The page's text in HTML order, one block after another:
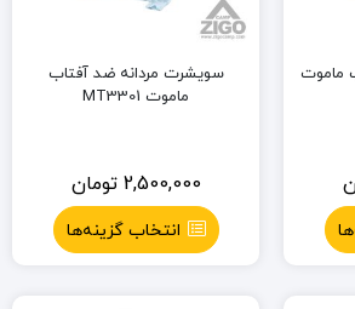
ماموت
سویشرت مردانه ضد آفتاب
ماموت MT3301
2,500,000 تومان
انتخاب گزینه‌ها